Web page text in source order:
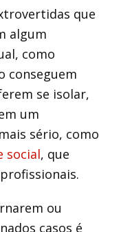
que
algum
como
conseguem
se isolar,
um
sério, como
social, que
ou
casos é